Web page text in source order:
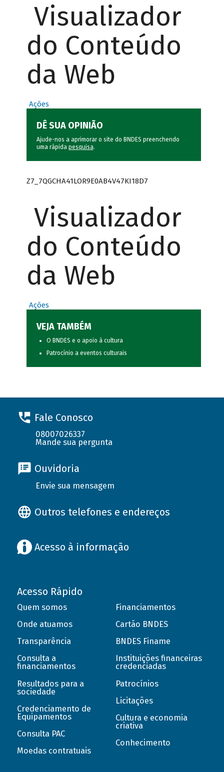
Visualizador
do Conteúdo
da Web
Ações
DÊ SUA OPINIÃO
Ajude-nos a aprimorar o site do BNDES preenchendo
uma rápida pesquisa.
Z7_7QGCHA41LOR9E0AB4V47KI18D7
Visualizador
do Conteúdo
da Web
Ações
VEJA TAMBÉM
O BNDES e o apoio à cultura
Patrocínio a eventos culturais
Fale Conosco
08007026337
Mande sua pergunta
Ouvidoria
Envie sua mensagem
Outros telefones e endereços
Acesso à informação
Acesso Rápido
Quem somos
Onde atuamos
Transparência
Consulta a
financiamentos
Resultados para a
sociedade
Credenciamento de
Equipamentos
Consulta PAC
Moedas contratuais
Financiamentos
Cartão BNDES
BNDES Finame
Instituições financeiras
credenciadas
Patrocínios
Licitações
Cultura e economia
criativa
Conhecimento